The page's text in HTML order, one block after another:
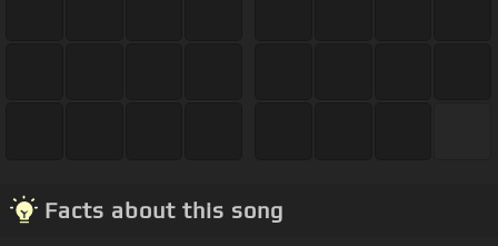
Facts about this song